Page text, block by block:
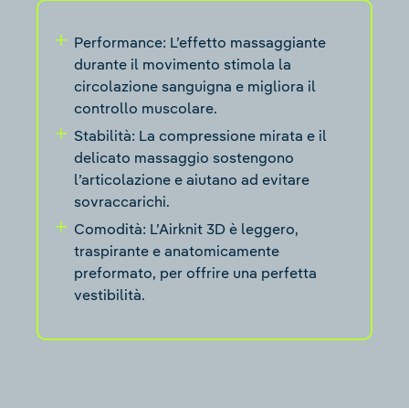
Performance: L’effetto massaggiante
durante il movimento stimola la
circolazione sanguigna e migliora il
controllo muscolare.
Stabilità: La compressione mirata e il
delicato massaggio sostengono
l’articolazione e aiutano ad evitare
sovraccarichi.
Comodità: L’Airknit 3D è leggero,
traspirante e anatomicamente
preformato, per offrire una perfetta
vestibilità.